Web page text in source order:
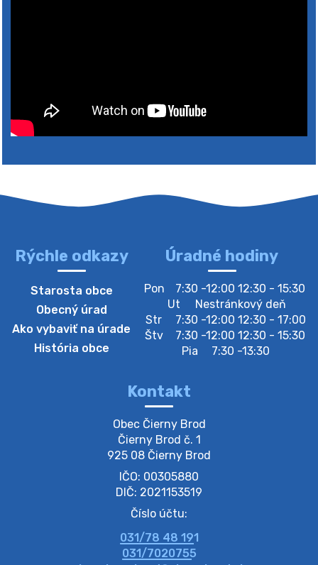
4. augusta 2026 10:05
Zberný dvor-Gyűjtőudvar
Oznamujeme obyvateľom, že v stredu 05. augusta
bude zberný dvor zatvorený. Értesítjük a lakosokat,
hogy szerdán augusztus 05-én a gyűjtőudvar zárva
lesz https://ciernybrod.sk?p=214…
Zber separovaného odpadu plastu-
Szeparált műanya…
Oznamujeme obyvateľom, že v stredu 05. augusta
prebehne zber separovaného odpadu plastu. Prosíme
obyvateľov, aby vrecia s odpadom vyložili pred dom už
večer vopred, nakoľko firma F…
4. augusta 2026 09:51
Oznámenie o plánovanom prerušení dodávky
Rýchle odkazy
Starosta obce
Obecný úrad
Ako vybaviť na úrade
História obce
Úradné hodiny
Pon
7:30 -12:00 12:30 - 15:30
Ut
Nestránkový deň
Str
7:30 -12:00 12:30 - 17:00
Štv
7:30 -12:00 12:30 - 15:30
Pia
7:30 -13:30
Kontakt
Obec Čierny Brod
Čierny Brod č. 1
925 08 Čierny Brod
IČO: 00305880
DIČ: 2021153519
Číslo účtu:
031/78 48 191
031/7020755